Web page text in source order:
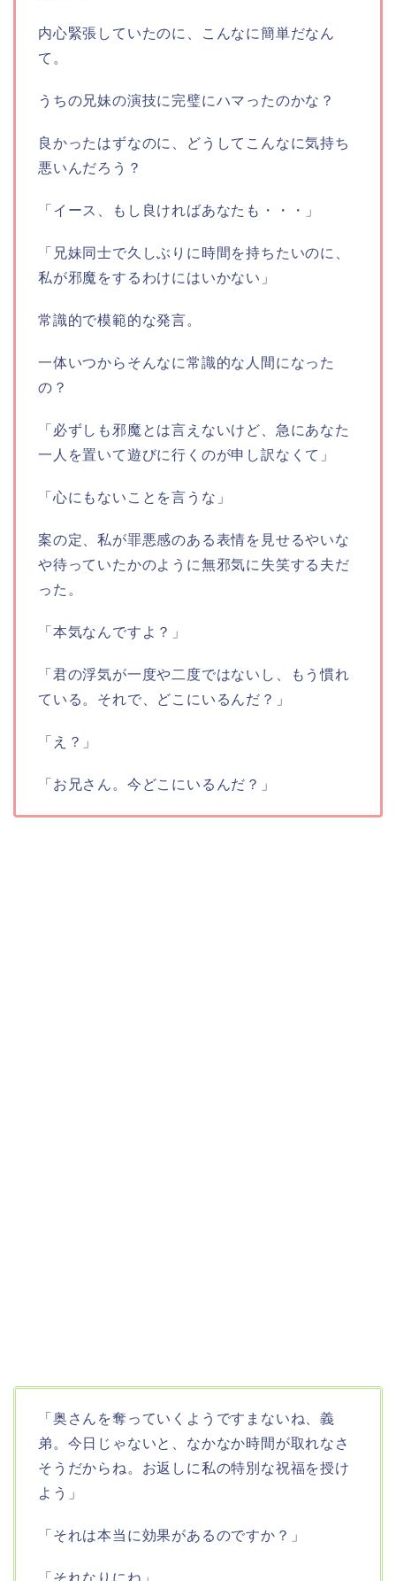
内心緊張していたのに、こんなに簡単だなん
て。
うちの兄妹の演技に完璧にハマったのかな？
良かったはずなのに、どうしてこんなに気持ち
悪いんだろう？
「イース、もし良ければあなたも・・・」
「兄妹同士で久しぶりに時間を持ちたいのに、
私が邪魔をするわけにはいかない」
常識的で模範的な発言。
一体いつからそんなに常識的な人間になった
の？
「必ずしも邪魔とは言えないけど、急にあなた
一人を置いて遊びに行くのが申し訳なくて」
「心にもないことを言うな」
案の定、私が罪悪感のある表情を見せるやいな
や待っていたかのように無邪気に失笑する夫だ
った。
「本気なんですよ？」
「君の浮気が一度や二度ではないし、もう慣れ
ている。それで、どこにいるんだ？」
「え？」
「お兄さん。今どこにいるんだ？」
「奥さんを奪っていくようですまないね、義
弟。今日じゃないと、なかなか時間が取れなさ
そうだからね。お返しに私の特別な祝福を授け
よう」
「それは本当に効果があるのですか？」
「それなりにね」